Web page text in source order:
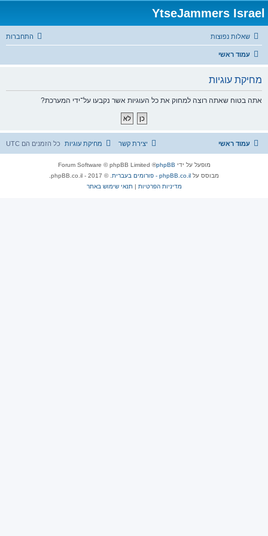
YtseJammers Israel
שאלות נפוצות התחברות
עמוד ראשי
מחיקת עוגיות
אתה בטוח שאתה רוצה למחוק את כל העוגיות אשר נקבעו על־ידי המערכת?
עמוד ראשי כל הזמנים הם UTC מחיקת עוגיות יצירת קשר
מופעל על ידי phpBB
® Forum Software © phpBB Limited
מבוסס על phpBB.co.il - פורומים בעברית
. © 2017 - phpBB.co.il.
מדיניות הפרטיות |תנאי שימוש באתר